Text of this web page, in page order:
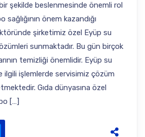
şekilde beslenmesinde önemli rol
sağlığının önem kazandığı
şirketimiz özel Eyüp su
sunmaktadır. Bu gün birçok
temizliği önemlidir. Eyüp su
ilgili işlemlerde servisimiz çözüm
Gıda dünyasına özel
[…]